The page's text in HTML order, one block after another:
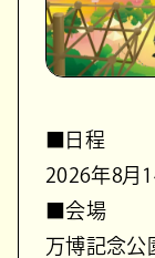
■日程
2026年8月14
■会場
万博記念公